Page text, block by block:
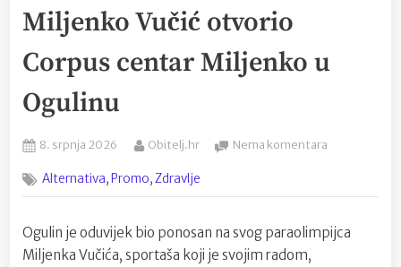
Miljenko Vučić otvorio
Corpus centar Miljenko u
Ogulinu
Posted
8. srpnja 2026 By
Obitelj.hr Nema komentara
vrha
novih
Alternativa,Promo,Zdravlje
Ogulin je oduvijek bio ponosan na svog paraolimpijca
Miljenka Vučića, sportaša koji je svojim radom,